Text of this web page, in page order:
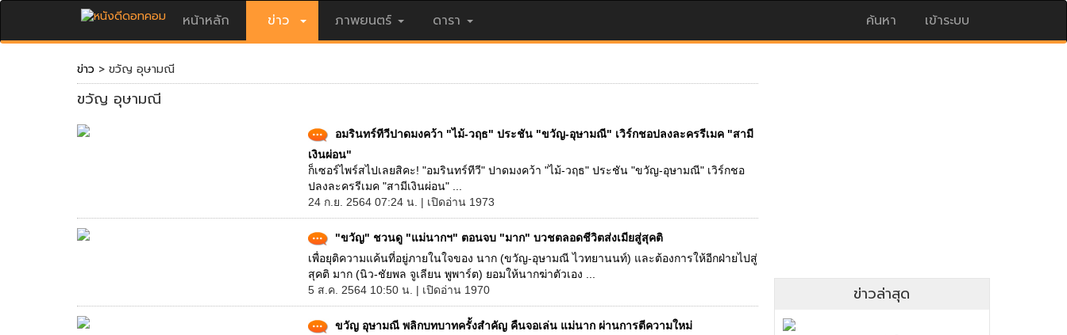
หน้าหลัก ข่าว ภาพยนตร์ ดารา ค้นหา เข้าระบบ
ข่าว > ขวัญ อุษามณี
ขวัญ อุษามณี
อมรินทร์ทีวีปาดมงคว้า "ไม้-วฤธ" ประชัน "ขวัญ-อุษามณี" เวิร์กชอปลงละครรีเมค "สามี
เงินผ่อน"
ก็เซอร์ไพร์สไปเลยสิคะ! "อมรินทร์ทีวี" ปาดมงคว้า "ไม้-วฤธ" ประชัน "ขวัญ-อุษามณี" เวิร์กชอ
ปลงละครรีเมค "สามีเงินผ่อน" ...
24 ก.ย. 2564 07:24 น. | เปิดอ่าน 1973
"ขวัญ" ชวนดู "แม่นากฯ" ตอนจบ "มาก" บวชตลอดชีวิตส่งเมียสู่สุคติ
เพื่อยุติความแค้นที่อยู่ภายในใจของ นาก (ขวัญ-อุษามณี ไวทยานนท์) และต้องการให้อีกฝ่ายไปสู่
สุคติ มาก (นิว-ชัยพล จูเลียน พูพาร์ต) ยอมให้นากฆ่าตัวเอง ...
5 ส.ค. 2564 10:50 น. | เปิดอ่าน 1970
ขวัญ อุษามณี พลิกบทบาทครั้งสำคัญ คืนจอเล่น แม่นาก ผ่านการตีความใหม่
ข่าวล่าสุด